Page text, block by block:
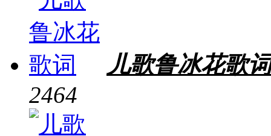
儿歌鲁冰花歌词
2464